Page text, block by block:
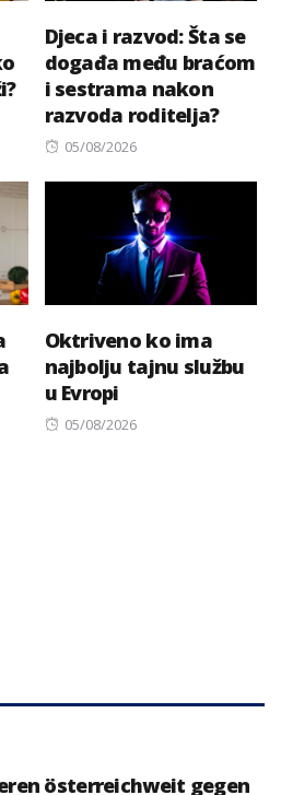
Djeca i razvod: Šta se
događa među braćom
i sestrama nakon
razvoda roditelja?
Posted
05/08/2026
Oktriveno ko ima
najbolju tajnu službu
u Evropi
Posted
05/08/2026
österreichweit gegen